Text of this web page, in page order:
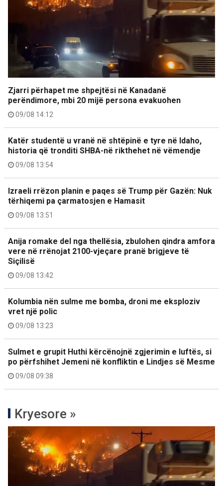
Zjarri përhapet me shpejtësi në Kanadanë
perëndimore, mbi 20 mijë persona evakuohen
09/08 14:12
Katër studentë u vranë në shtëpinë e tyre në Idaho,
historia që tronditi SHBA-në rikthehet në vëmendje
09/08 13:54
Izraeli rrëzon planin e paqes së Trump për Gazën: Nuk
tërhiqemi pa çarmatosjen e Hamasit
09/08 13:51
Anija romake del nga thellësia, zbulohen qindra amfora
vere në rrënojat 2100-vjeçare pranë brigjeve të
Siçilisë
09/08 13:42
Kolumbia nën sulme me bomba, droni me eksploziv
vret një polic
09/08 13:23
Sulmet e grupit Huthi kërcënojnë zgjerimin e luftës, si
po përfshihet Jemeni në konfliktin e Lindjes së Mesme
09/08 09:38
Kryesore »